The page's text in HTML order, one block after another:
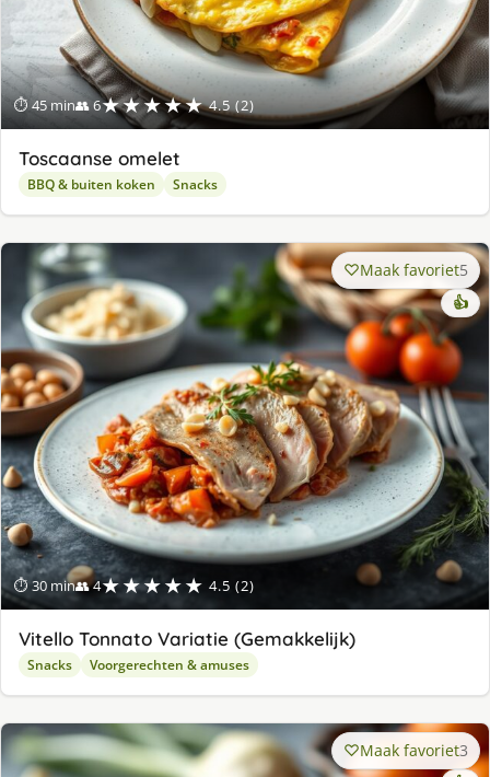
⏱ 45 min👥 6★★★★★ 4.5 (2)
Toscaanse omelet
BBQ & buiten koken Snacks
⏱ 30 min👥 4★★★★★ 4.5 (2)
Maak favoriet5
👍
Vitello Tonnato Variatie (Gemakkelijk)
Snacks Voorgerechten & amuses
Maak favoriet3